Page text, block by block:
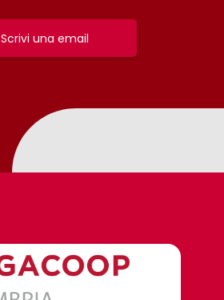
Scrivi una email